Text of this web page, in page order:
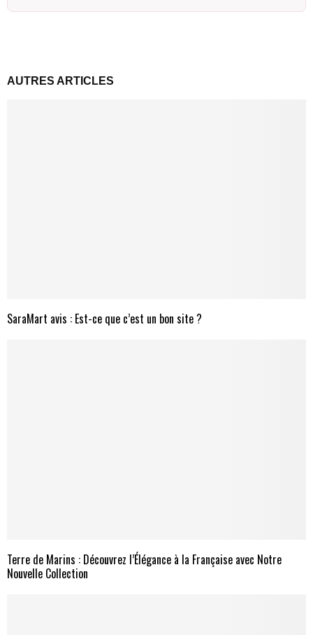
AUTRES ARTICLES
SaraMart avis : Est-ce que c’est un bon site ?
Terre de Marins : Découvrez l’Élégance à la Française avec Notre
Nouvelle Collection